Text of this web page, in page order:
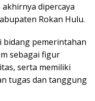
dipercaya
Rokan Hulu.
bidang pemerintahan
sebagai figur
serta memiliki
tugas dan tanggung